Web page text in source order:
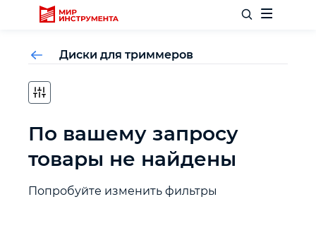
Отделочный инструмент
Слесарный инструмент
Столярный инструмент
Диски для триммеров
По вашему запросу
товары не найдены
Попробуйте изменить фильтры